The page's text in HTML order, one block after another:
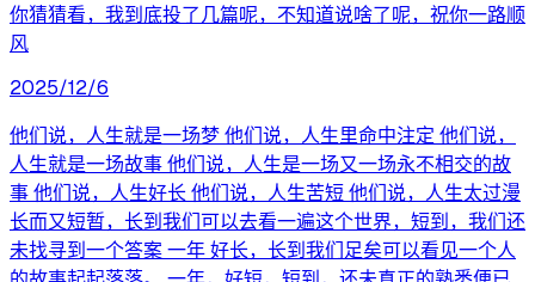
你猜猜看，我到底投了几篇呢，不知道说啥了呢，祝你一路顺
风
2025/12/6
他们说，人生就是一场梦 他们说，人生里命中注定 他们说，
人生就是一场故事 他们说，人生是一场又一场永不相交的故
事 他们说，人生好长 他们说，人生苦短 他们说，人生太过漫
长而又短暂，长到我们可以去看一遍这个世界，短到，我们还
未找寻到一个答案 一年 好长，长到我们足矣可以看见一个人